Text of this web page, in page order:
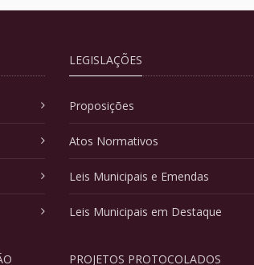
LEGISLAÇÕES
Proposições
Atos Normativos
Leis Municipais e Emendas
Leis Municipais em Destaque
PROJETOS PROTOCOLADOS